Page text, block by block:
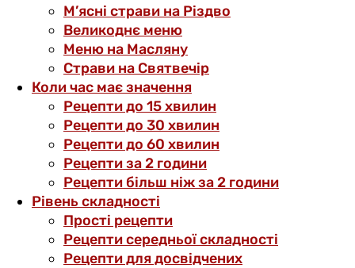
М’ясні страви на Різдво
Великоднє меню
Меню на Масляну
Страви на Святвечір
Коли час має значення
Рецепти до 15 хвилин
Рецепти до 30 хвилин
Рецепти до 60 хвилин
Рецепти за 2 години
Рецепти більш ніж за 2 години
Рівень складності
Прості рецепти
Рецепти середньої складності
Рецепти для досвідчених